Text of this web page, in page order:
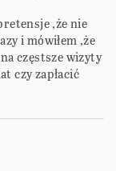
,że nie
i mówiłem ,że
częstsze wizyty
czy zapłacić